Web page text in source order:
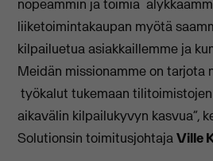
nopeammin ja toimia
liiketoimintakaupan myötä
kilpailuetua asiakkaillemme ja
Meidän missionamme on tarjota
työkalut tukemaan
aikavälin kilpailukyvyn kasvua”,
Solutionsin toimitusjohtajaVille